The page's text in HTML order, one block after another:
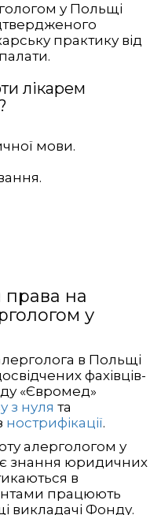
у Польщі
практику від
лікарем
мови.
на
у
в Польщі
фахівців-
«Євромед»
з нуля та
нострифікації.
алергологом у
знання юридичних
в
працюють
викладачі Фонду.